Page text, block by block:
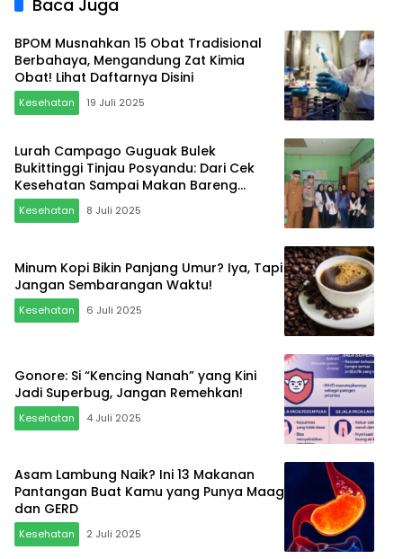
Baca Juga
BPOM Musnahkan 15 Obat Tradisional
Berbahaya, Mengandung Zat Kimia
Obat! Lihat Daftarnya Disini
Kesehatan 19 Juli 2025
Lurah Campago Guguak Bulek
Bukittinggi Tinjau Posyandu: Dari Cek
Kesehatan Sampai Makan Bareng
Lansia, Full Vibes Positif!
Kesehatan 8 Juli 2025
Minum Kopi Bikin Panjang Umur? Iya, Tapi
Jangan Sembarangan Waktu!
Kesehatan 6 Juli 2025
Gonore: Si “Kencing Nanah” yang Kini
Jadi Superbug, Jangan Remehkan!
Kesehatan 4 Juli 2025
Asam Lambung Naik? Ini 13 Makanan
Pantangan Buat Kamu yang Punya Maag
dan GERD
Kesehatan 2 Juli 2025